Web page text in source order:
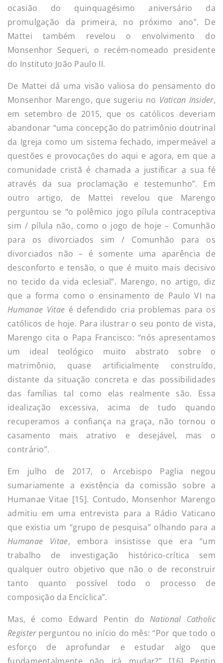
ocasião do quinquagésimo aniversário da
promulgação da primeira, no próximo ano”. De
Mattei também revelou o envolvimento do
Monsenhor Sequeri, o recém-nomeado presidente
do Instituto João Paulo II.
De Mattei dá uma visão valiosa do pensamento do
Monsenhor Marengo, que sugeriu no Vatican Insider,
em setembro de 2015, que os católicos deveriam
abandonar “uma concepção do patrimônio doutrinal
da Igreja como um sistema fechado, impermeável a
questões e provocações do aqui e agora, em que a
comunidade cristã é chamada a justificar a sua fé
através da sua proclamação e testemunho”. Em
outro artigo, de Mattei revelou que Marengo
perguntou se “o polêmico jogo pílula contraceptiva
sim / pílula não, como o jogo de hoje – Comunhão
para os divorciados sim / Comunhão para os
divorciados não – é somente uma aparência de
desconforto e tensão, o que é muito mais decisivo
no tecido da vida eclesial”. Marengo, no artigo, diz
que a forma como o ensinamento de Paulo VI na
Humanae Vitae é defendido cria problemas para os
católicos de hoje. Para ilustrar o seu ponto de vista,
Marengo cita o Papa Francisco: “nós apresentamos
um ideal teológico muito abstrato sobre o
matrimônio, quase artificialmente construído,
distante da situação concreta e das possibilidades
das famílias tal como elas realmente são. Essa
idealização excessiva, acima de tudo quando
recuperamos a confiança na graça, não tornou o
casamento mais atrativo e desejável, mas o
contrário”.
Em julho de 2017, o Arcebispo Paglia negou
sumariamente a existência da comissão sobre a
Humanae Vitae [15]. Contudo, Monsenhor Marengo
admitiu em uma entrevista para a Rádio Vaticano
que existia um “grupo de pesquisa” olhando para a
Humanae Vitae, embora insistisse que era “um
trabalho de investigação histórico-crítica sem
qualquer outro objetivo que não o de reconstruir
tanto quanto possível todo o processo de
composição da Encíclica”.
Mas, é como Edward Pentin doNational Catholic
Registerperguntou no início do mês: “Por que todo o
esforço de aprofundar e estudar algo que
fundamentalmente não irá mudar?” [16] Pentin